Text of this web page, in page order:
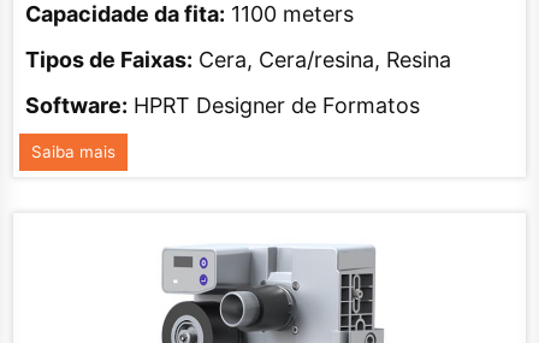
Capacidade da fita: 1100 meters
Tipos de Faixas: Cera, Cera/resina, Resina
Software: HPRT Designer de Formatos
Saiba mais